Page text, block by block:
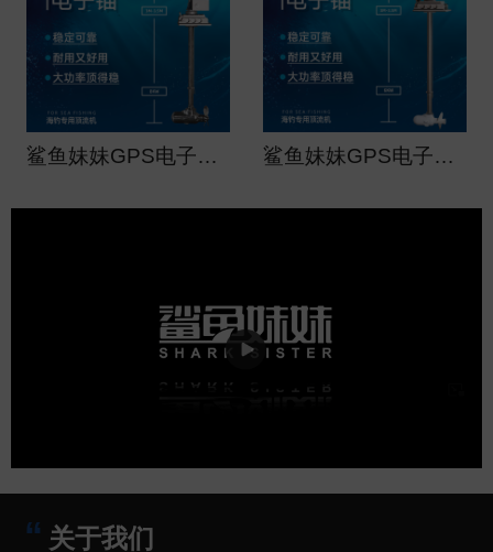
鲨鱼妹妹GPS电子锚（船用）大功率顶流机ss600 鲨鱼妹妹GPS电子锚（船用）大功率顶流机ss400
关于我们